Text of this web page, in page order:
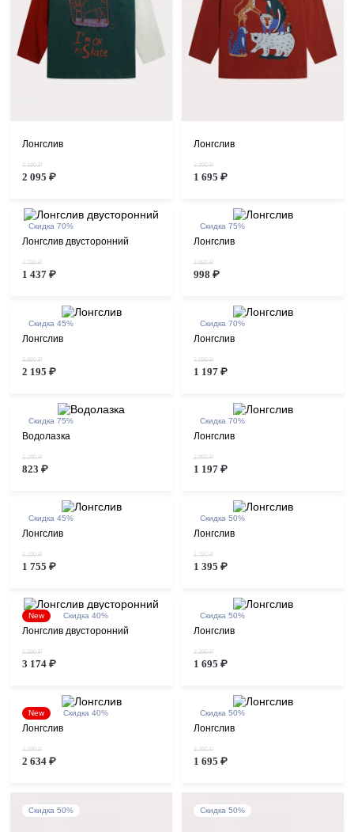
Лонгслив
4 190 ₽
2 095 ₽
Лонгслив
3 390 ₽
1 695 ₽
Скидка 70%
Лонгслив двусторонний
4 790 ₽
1 437 ₽
Скидка 75%
Лонгслив
3 990 ₽
998 ₽
Скидка 45%
Лонгслив
3 990 ₽
2 195 ₽
Скидка 70%
Лонгслив
3 990 ₽
1 197 ₽
Скидка 75%
Водолазка
3 290 ₽
823 ₽
Скидка 70%
Лонгслив
3 990 ₽
1 197 ₽
Скидка 45%
Лонгслив
3 190 ₽
1 755 ₽
Скидка 50%
Лонгслив
2 790 ₽
1 395 ₽
New Скидка 40%
Лонгслив двусторонний
5 290 ₽
3 174 ₽
Скидка 50%
Лонгслив
3 390 ₽
1 695 ₽
New Скидка 40%
Лонгслив
4 390 ₽
2 634 ₽
Скидка 50%
Лонгслив
3 390 ₽
1 695 ₽
Скидка 50% Скидка 50%